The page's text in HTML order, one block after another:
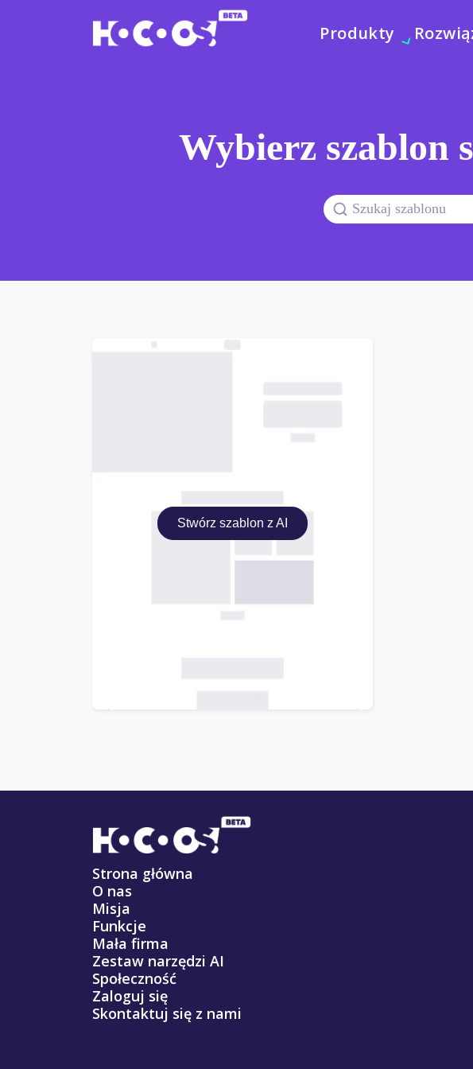
Produkty
Wybierz szablon
Stwórz szablon z AI
Strona główna
O nas
Misja
Funkcje
Mała firma
Zestaw narzędzi AI
Społeczność
Zaloguj się
Skontaktuj się z nami